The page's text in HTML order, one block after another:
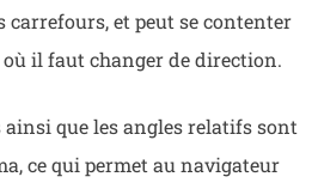
carrefours, et peut se contenter
où il faut changer de direction.
ainsi que les angles relatifs sont
ce qui permet au navigateur